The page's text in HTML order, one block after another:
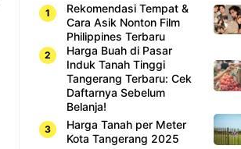
Rekomendasi Tempat &
Cara Asik Nonton Film
Philippines Terbaru
Harga Buah di Pasar
Induk Tanah Tinggi
Tangerang Terbaru: Cek
Daftarnya Sebelum
Belanja!
Harga Tanah per Meter
Kota Tangerang 2025